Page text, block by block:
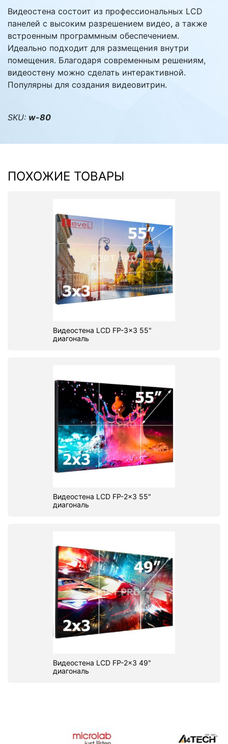
Видеостена состоит из профессиональных LCD
панелей с высоким разрешением видео, а также
встроенным программным обеспечением.
Идеально подходит для размещения внутри
помещения. Благодаря современным решениям,
видеостену можно сделать интерактивной.
Популярны для создания видеовитрин.
SKU: w-80
ПОХОЖИЕ ТОВАРЫ
Видеостена LCD FP-3x3 55"
диагональ
Видеостена LCD FP-2x3 55"
диагональ
Видеостена LCD FP-2x3 49"
диагональ